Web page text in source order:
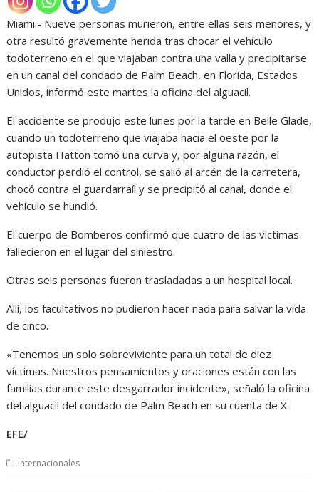
Miami.- Nueve personas murieron, entre ellas seis menores, y
otra resultó gravemente herida tras chocar el vehículo
todoterreno en el que viajaban contra una valla y precipitarse
en un canal del condado de Palm Beach, en Florida, Estados
Unidos, informó este martes la oficina del alguacil.
El accidente se produjo este lunes por la tarde en Belle Glade,
cuando un todoterreno que viajaba hacia el oeste por la
autopista Hatton tomó una curva y, por alguna razón, el
conductor perdió el control, se salió al arcén de la carretera,
chocó contra el guardarraíl y se precipitó al canal, donde el
vehículo se hundió.
El cuerpo de Bomberos confirmó que cuatro de las víctimas
fallecieron en el lugar del siniestro.
Otras seis personas fueron trasladadas a un hospital local.
Allí, los facultativos no pudieron hacer nada para salvar la vida
de cinco.
«Tenemos un solo sobreviviente para un total de diez
víctimas. Nuestros pensamientos y oraciones están con las
familias durante este desgarrador incidente», señaló la oficina
del alguacil del condado de Palm Beach en su cuenta de X.
EFE/
Internacionales